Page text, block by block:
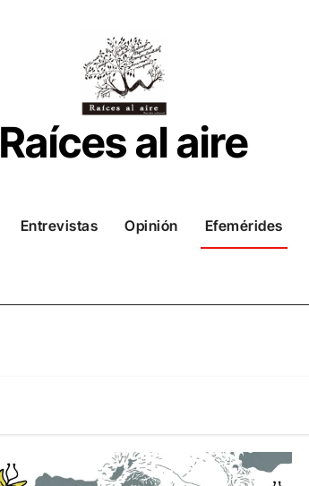
Raíces al aire
Entrevistas Opinión Efemérides